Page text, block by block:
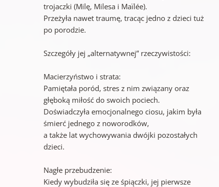
trojaczki (Milę, Milesa i Maïlée).
Przeżyła nawet traumę, tracąc jedno z dzieci tuż
po porodzie.
Szczegóły jej „alternatywnej” rzeczywistości:
Macierzyństwo i strata:
Pamiętała poród, stres z nim związany oraz
głęboką miłość do swoich pociech.
Doświadczyła emocjonalnego ciosu, jakim była
śmierć jednego z noworodków,
a także lat wychowywania dwójki pozostałych
dzieci.
Nagłe przebudzenie:
Kiedy wybudziła się ze śpiączki, jej pierwsze